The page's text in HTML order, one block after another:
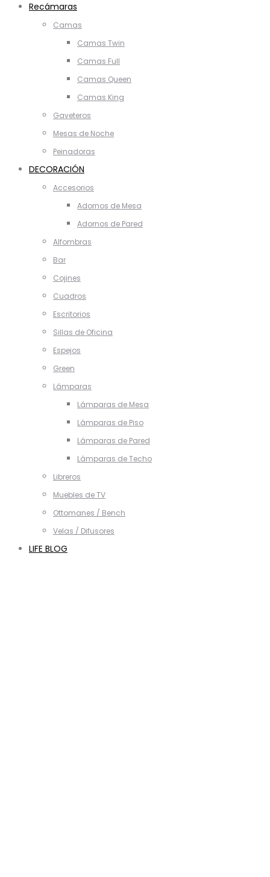
Recámaras
Camas
Camas Twin
Camas Full
Camas Queen
Camas King
Gaveteros
Mesas de Noche
Peinadoras
DECORACIÓN
Accesorios
Adornos de Mesa
Adornos de Pared
Alfombras
Bar
Cojines
Cuadros
Escritorios
Sillas de Oficina
Espejos
Green
Lámparas
Lámparas de Mesa
Lámparas de Piso
Lámparas de Pared
Lámparas de Techo
Libreros
Muebles de TV
Ottomanes / Bench
Velas / Difusores
LIFE BLOG